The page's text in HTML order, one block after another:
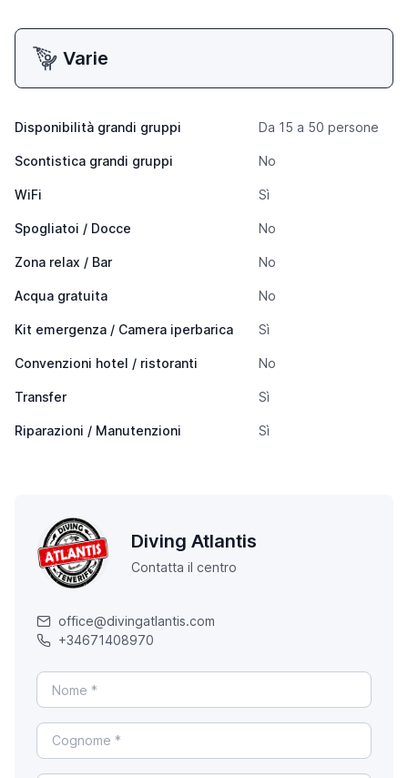
Varie
Disponibilità grandi gruppi Da 15 a 50 persone
Scontistica grandi gruppi No
WiFi Sì
Spogliatoi / Docce No
Zona relax / Bar No
Acqua gratuita No
Kit emergenza / Camera iperbarica Sì
Convenzioni hotel / ristoranti No
Transfer Sì
Riparazioni / Manutenzioni Sì
Diving Atlantis
Contatta il centro
office@divingatlantis.com
+34671408970